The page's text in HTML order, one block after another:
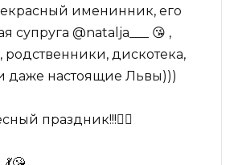
именинник, его
супруга @natalja___ 😘 ,
родственники, дискотека,
даже настоящие Львы)))
праздник!!!👌🏻